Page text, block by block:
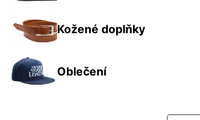
Kožené doplňky
Oblečení